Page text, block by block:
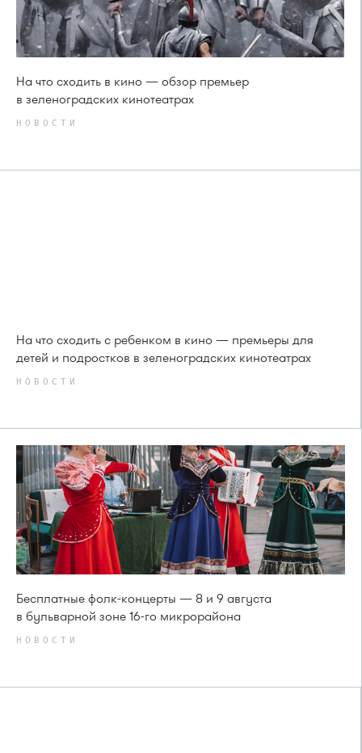
На что сходить в кино — обзор премьер
в зеленоградских кинотеатрах
НОВОСТИ
На что сходить с ребенком в кино — премьеры для
детей и подростков в зеленоградских кинотеатрах
НОВОСТИ
Бесплатные фолк-концерты — 8 и 9 августа
в бульварной зоне 16-го микрорайона
НОВОСТИ